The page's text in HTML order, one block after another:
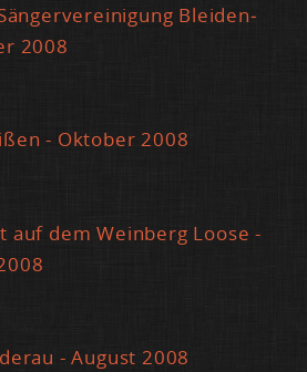
Blei­den­
2008
- Ok­to­ber 2008
auf dem Wein­berg Loo­se -
- Au­gust 2008